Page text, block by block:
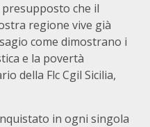
che il
regione vive già
come dimostrano i
e la povertà
della Flc Cgil Sicilia,
in ogni singola